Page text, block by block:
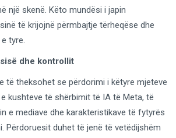
një skenë. Këto mundësi i japin
të krijojnë përmbajtje tërheqëse dhe
tyre.
dhe kontrollit
të theksohet se përdorimi i këtyre mjeteve
kushteve të shërbimit të IA të Meta, të
e mediave dhe karakteristikave të fytyrës
Përdoruesit duhet të jenë të vetëdijshëm